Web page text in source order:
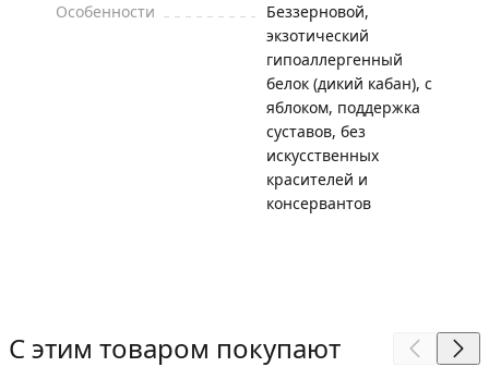
Особенности
Беззерновой,
экзотический
гипоаллергенный
белок (дикий кабан), с
яблоком, поддержка
суставов, без
искусственных
красителей и
консервантов
С этим товаром покупают